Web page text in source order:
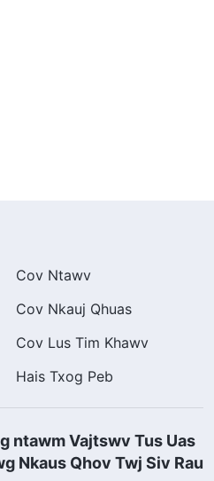
Cov Ntawv
Cov Nkauj Qhuas
Cov Lus Tim Khawv
Hais Txog Peb
ntawm Vajtswv Tus Uas
Nkaus Qhov Twj Siv Rau